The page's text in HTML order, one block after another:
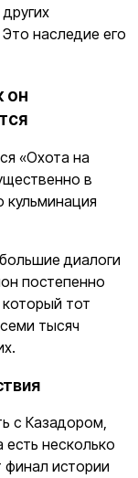
наследие его
он
«Охота на
в
кульминация
диалоги
постепенно
тот
тысяч
с Казадором,
есть несколько
финал истории